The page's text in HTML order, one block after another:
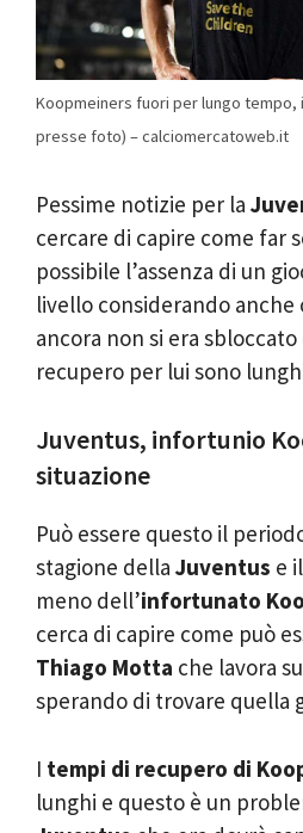
Koopmeiners fuori per lungo tempo,
presse foto) – calciomercatoweb.it
Pessime notizie per la
cercare di capire come far
possibile l’assenza di un
livello considerando anche
ancora non si era
recupero per lui sono
Juventus, infortunio
situazione
Può essere questo il
stagione della Juventus e
meno dell’infortunato
cerca di capire come può
Thiago Motta che lavora
sperando di trovare quella
I tempi di recupero di
lunghi e questo è un